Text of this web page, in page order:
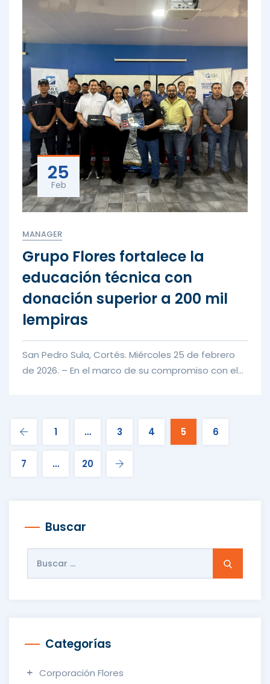
25
Feb
MANAGER
Grupo Flores fortalece la
educación técnica con
donación superior a 200 mil
lempiras
San Pedro Sula, Cortés. Miércoles 25 de febrero
de 2026. – En el marco de su compromiso con el
1 … 3 4 5 6
7 … 20
Buscar
Categorías
Corporación Flores